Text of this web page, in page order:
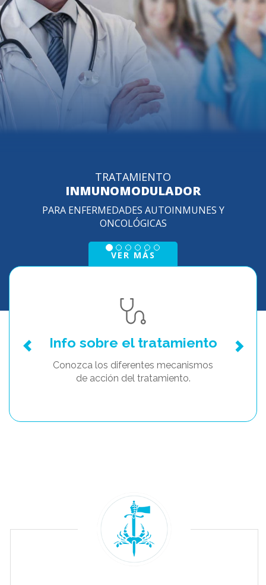
Info sobre el tratamiento
Conozca los diferentes mecanismos
de acción del tratamiento.